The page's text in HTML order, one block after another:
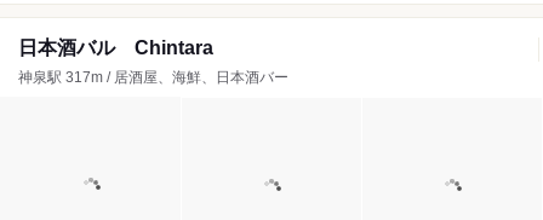
日本酒バル Chintara
神泉駅 317m / 居酒屋、海鮮、日本酒バー